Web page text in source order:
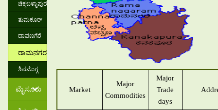
ಚಿಕ್ಕಬಳ್ಳಾಪುರ
ತುಮಕೂರ್
ದಾವಣಗೆರೆ
ರಾಮನಗರ
ಶಿವಮೊಗ್ಗ
ಮೈಸೂರು Market
Major
Commodities
Major
Trade
days